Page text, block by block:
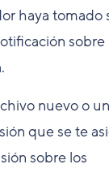
haya tomado
sobre
nuevo o
que se te
sobre los